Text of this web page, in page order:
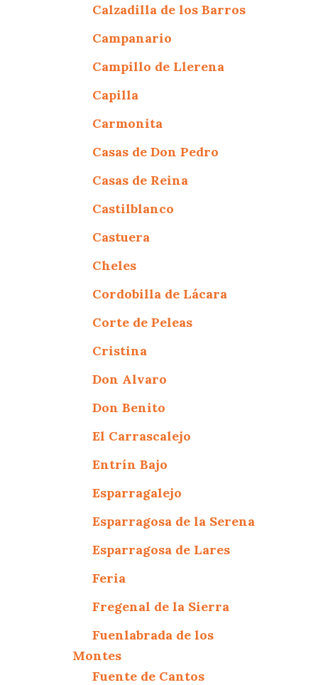
Calzadilla de los Barros
Campanario
Campillo de Llerena
Capilla
Carmonita
Casas de Don Pedro
Casas de Reina
Castilblanco
Castuera
Cheles
Cordobilla de Lácara
Corte de Peleas
Cristina
Don Alvaro
Don Benito
El Carrascalejo
Entrín Bajo
Esparragalejo
Esparragosa de la Serena
Esparragosa de Lares
Feria
Fregenal de la Sierra
Fuenlabrada de los
Montes
Fuente de Cantos